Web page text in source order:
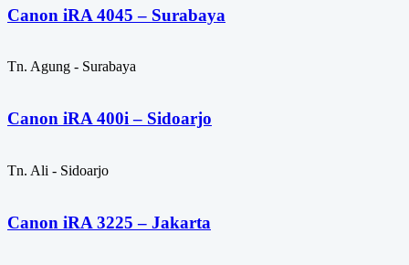
Canon iRA 4045 – Surabaya
Tn. Agung - Surabaya
Canon iRA 400i – Sidoarjo
Tn. Ali - Sidoarjo
Canon iRA 3225 – Jakarta